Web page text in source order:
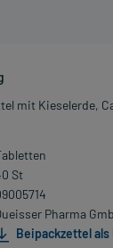
mit Kieselerde,
St
Pharma
Beipackzettel als